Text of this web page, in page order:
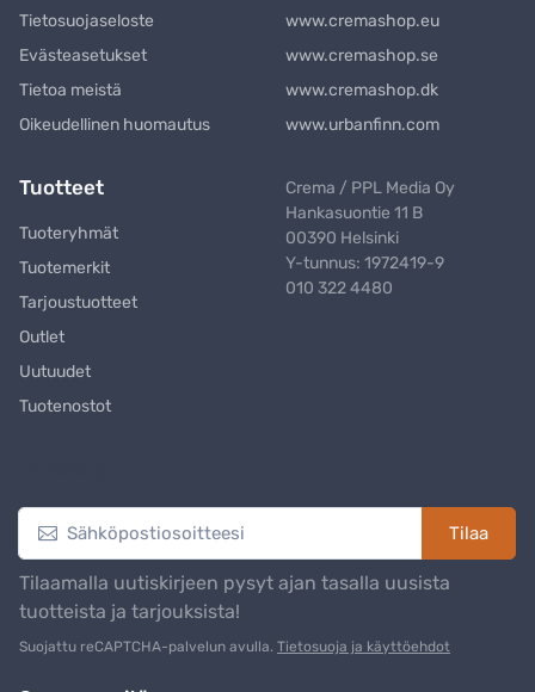
Tietosuojaseloste
Evästeasetukset
Tietoa meistä
Oikeudellinen huomautus
www.cremashop.eu
www.cremashop.se
www.cremashop.dk
www.urbanfinn.com
Tuotteet
Tuoteryhmät
Tuotemerkit
Tarjoustuotteet
Outlet
Uutuudet
Tuotenostot
Crema / PPL Media Oy
Hankasuontie 11 B
00390 Helsinki
Y-tunnus: 1972419-9
010 322 4480
Tilaa
Tilaamalla uutiskirjeen pysyt ajan tasalla uusista
tuotteista ja tarjouksista!
Suojattu reCAPTCHA-palvelun avulla. Tietosuoja ja käyttöehdot